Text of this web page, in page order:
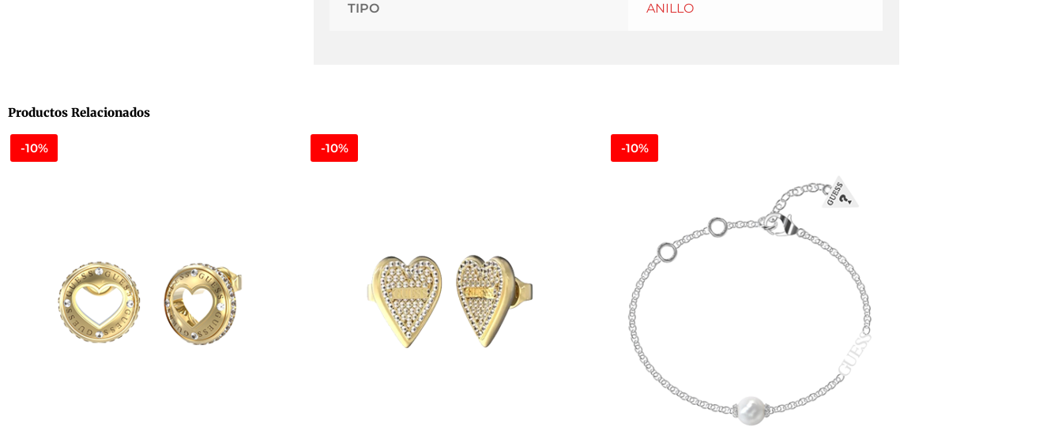
TIPO ANILLO
Productos Relacionados
-10% -10% -10%